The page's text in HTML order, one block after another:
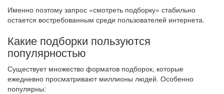
Именно поэтому запрос «смотреть подборку» стабильно
остается востребованным среди пользователей интернета.
Какие подборки пользуются
популярностью
Существует множество форматов подборок, которые
ежедневно просматривают миллионы людей. Особенно
популярны: